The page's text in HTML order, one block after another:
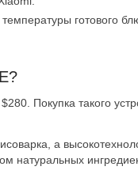
готового
Покупка такого
а
натуральных